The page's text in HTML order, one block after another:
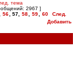
тема
2967 ]
56 57, 58 59 60
След.
Добавить